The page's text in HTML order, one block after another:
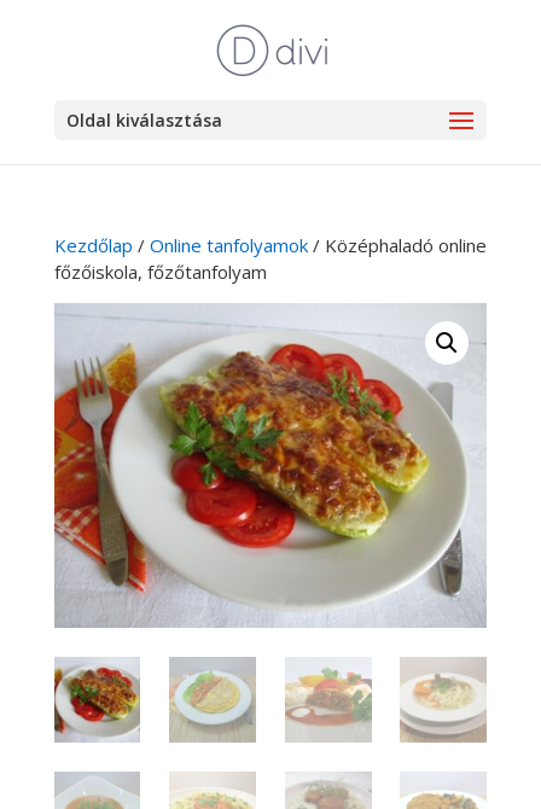
Oldal kiválasztása
Kezdőlap / Online tanfolyamok/ Középhaladó online
főzőiskola, főzőtanfolyam